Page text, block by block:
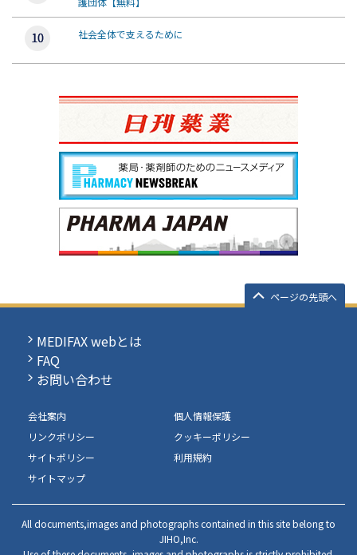
社会全体で支えるために
ページの先頭へ
MEDIFAX webとは
FAQ
お問い合わせ
会社案内
個人情報保護
リンクポリシー
クッキーポリシー
サイトポリシー
利用規約
サイトマップ
All documents,images and photographs contained in this site belong to
JIHO,Inc.